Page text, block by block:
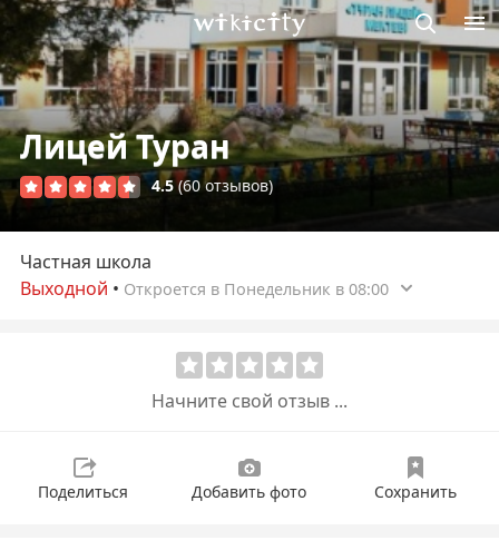
Викисити
Лицей Туран
4.5 (60 отзывов)
Частная школа
Выходной • Откроется в Понедельник в 08:00
Начните свой отзыв ...
Поделиться Добавить фото Сохранить